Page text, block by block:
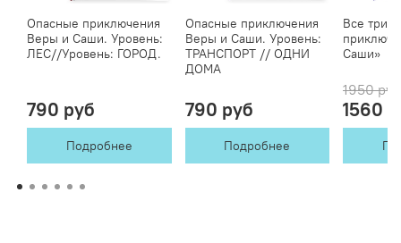
Опасные приключения
Веры и Саши. Уровень:
ЛЕС//Уровень: ГОРОД.
790 руб
Подробнее
Опасные приключения
Веры и Саши. Уровень:
ТРАНСПОРТ // ОДНИ
ДОМА
790 руб
Подробнее
Все три
Саши»
1950 руб
1560